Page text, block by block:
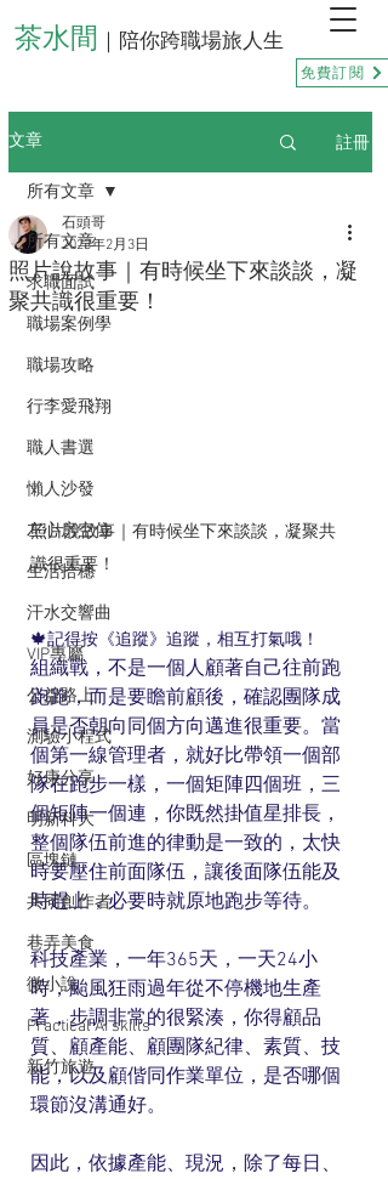
茶水間 ｜陪你跨職場旅人生
免費訂閱
文章 註冊
所有文章
求職面試
職場案例學
職場攻略
行李愛飛翔
職人書選
懶人沙發
左心房空位
生活拾穗
汗水交響曲
VIP專屬
公益路上
測驗小程式
好康分享
明新科大
區塊鏈
共同創作者
巷弄美食
微小說
Practical AI skills
新竹旅遊
所有文章
照片說故事｜有時候坐下來談談，凝
聚共識很重要！
石頭哥
2023年2月3日
照片說故事｜有時候坐下來談談，凝聚共
識很重要！
🍁記得按《追蹤》追蹤，相互打氣哦！
組織戰，不是一個人顧著自己往前跑
跑跑，而是要瞻前顧後，確認團隊成
員是否朝向同個方向邁進很重要。當
個第一線管理者，就好比帶領一個部
隊在跑步一樣，一個矩陣四個班，三
個矩陣一個連，你既然掛值星排長，
整個隊伍前進的律動是一致的，太快
時要壓住前面隊伍，讓後面隊伍能及
時趕上，必要時就原地跑步等待。
科技產業，一年365天，一天24小
時，颱風狂雨過年從不停機地生產
著，步調非常的很緊湊，你得顧品
質、顧產能、顧團隊紀律、素質、技
能，以及顧偕同作業單位，是否哪個
環節沒溝通好。
因此，依據產能、現況，除了每日、